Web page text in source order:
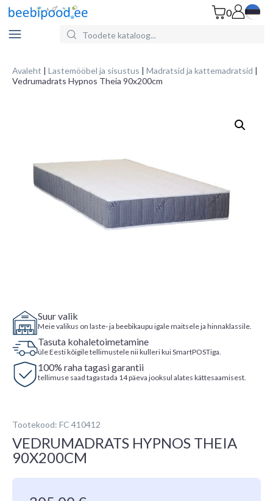
0
Search
Avaleht | Lastemööbel ja sisustus | Madratsid ja kattemadratsid |
Vedrumadrats Hypnos Theia 90x200cm
Suur valik
Meie valikus on laste- ja beebikaupu igale maitsele ja hinnaklassile.
Tasuta kohaletoimetamine
üle Eesti kõigile tellimustele nii kulleri kui SmartPOSTiga.
100% raha tagasi garantii
tellimuse saad tagastada 14 päeva jooksul alates kättesaamisest.
Tootekood: FC 410412
VEDRUMADRATS HYPNOS THEIA
90X200CM